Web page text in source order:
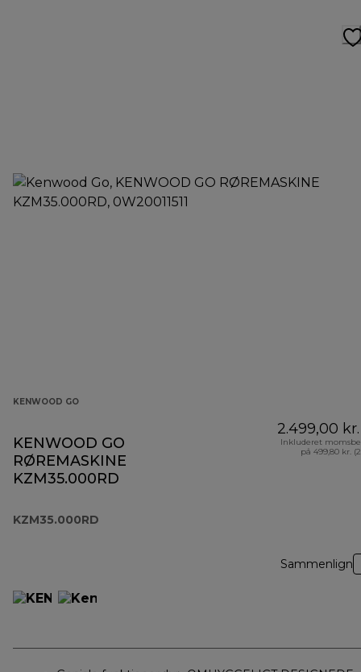
KENWOOD GO
KENWOOD GO
RØREMASKINE
KZM35.000RD
KZM35.000RD
2.499,00 kr.
Inkluderet
på 499,80 kr.
Sammenlign